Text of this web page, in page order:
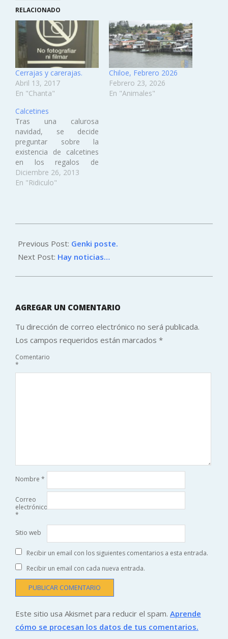
RELACIONADO
Cerrajas y carerajas.
Abril 13, 2017
En "Chanta"
Chiloe, Febrero 2026
Febrero 23, 2026
En "Animales"
Calcetines
Tras una calurosa
navidad, se decide
preguntar sobre la
existencia de calcetines
en los regalos de
navidad de la gente. Los
resultados son
gente le regalaban
Diciembre 26, 2013
En "Ridiculo"
12-
28
Previous Post: Genki poste.
Next Post: Hay noticias…
AGREGAR UN COMENTARIO
Tu dirección de correo electrónico no será publicada.
Los campos requeridos están marcados *
Comentario
*
Nombre *
Correo
electrónico
*
Sitio web
Recibir un email con los siguientes comentarios a esta entrada.
Recibir un email con cada nueva entrada.
Este sitio usa Akismet para reducir el spam. Aprende
cómo se procesan los datos de tus comentarios.